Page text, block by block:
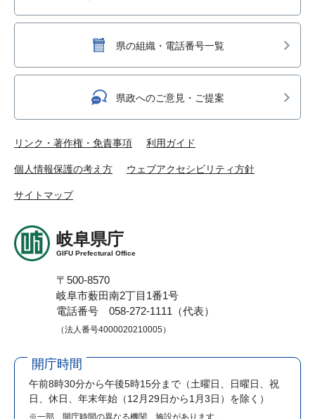
県の組織・電話番号一覧
県政へのご意見・ご提案
リンク・著作権・免責事項 利用ガイド
個人情報保護の考え方 ウェブアクセシビリティ方針
サイトマップ
岐阜県庁
GIFU Prefectural Office
〒500-8570
岐阜市薮田南2丁目1番1号
電話番号 058-272-1111（代表）
（法人番号4000020210005）
開庁時間
午前8時30分から午後5時15分まで （土曜日、日曜日、祝
日、休日、年末年始（12月29日から1月3日）を除く）
※一部、開庁時間の異なる機関、施設があります。